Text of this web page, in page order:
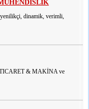
dinamik, verimli,
& MAKİNA ve